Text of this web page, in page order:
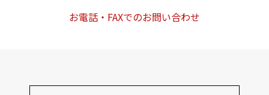
お電話・FAXでのお問い合わせ